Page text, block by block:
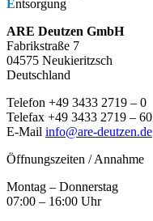
Entsorgung
ARE Deutzen GmbH
Fabrikstraße 7
04575 Neukieritzsch
Deutschland
Telefon +49 3433 2719 – 0
Telefax +49 3433 2719 – 60
E-Mail info@are-deutzen.de
Öffnungszeiten / Annahme
Montag – Donnerstag
07:00 – 16:00 Uhr